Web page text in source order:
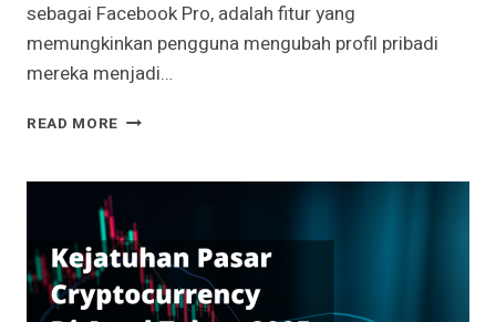
sebagai Facebook Pro, adalah fitur yang
memungkinkan pengguna mengubah profil pribadi
mereka menjadi…
READ MORE TERNYATA
MENDAPATKAN
DENGAN
FACEBOOK
PRO